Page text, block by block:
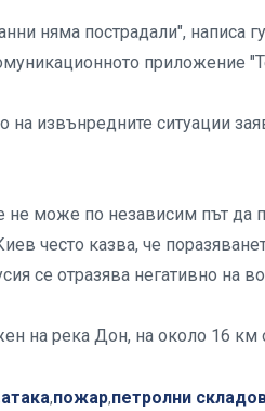
няма пострадали", написа
приложение
на извънредните ситуации
не може по независим път
често казва, че
се отразява негативно на
на река Дон, на около 16 км
атака,пожар,петролни